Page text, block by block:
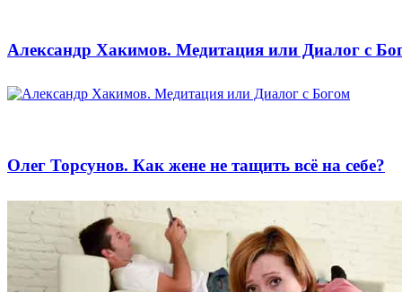
Александр Хакимов. Медитация или Диалог с
Олег Торсунов. Как жене не тащить всё на себе?